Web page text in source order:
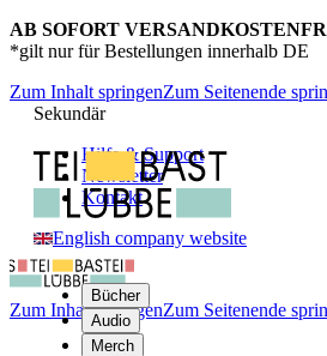
AB SOFORT
*gilt nur für Bestellungen innerhalb DE
Zum Inhalt springenZum Seitenende
Sekundär
Hilfe & Support
Newsletter
Kontakt
English company website
Bücher
Audio
Merch
Zum Inhalt springenZum Seitenende